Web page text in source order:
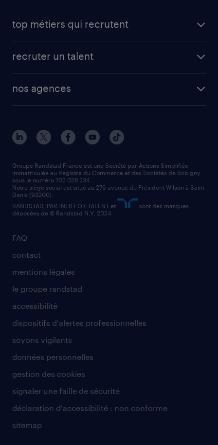
créer un compte candidat
app talent / portail web
top métiers qui recrutent
manutentionnaire
assistant administratif
comptable
recruter un talent
solutions opérationnelles
contact entreprise
faq intérim / recrutement
nos agences
nos agences par ville
nos agences par région
nos cabinets de recrutement
FAQ
contact
mentions légales
le groupe randstad
accessibilité
dispositifs d'alertes professionnelles
soyons vigilants
données personnelles
gestion des cookies
signaler une faille de sécurité
déclaration d'accessibilité : non conforme
sitemap
Groupe Randstad France est une Société par Actions Simplifiée
immatriculée au Registre du Commerce et des Sociétés de Bobigny
sous le numéro 702 028 234.
Notre siège social est situé au 276 avenue du Président Wilson à Saint
Denis (93200).
RANDSTAD, PARTNER FOR TALENT et
sont des marques
déposées de © Randstad N.V. 2024.